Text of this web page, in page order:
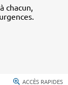
chacun,
ACCÈS RAPIDES